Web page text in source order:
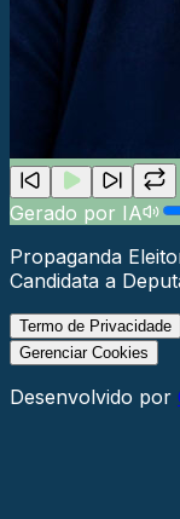
Gerado por IA
Propaganda
Candidata a
Termo de Privacidade
Gerenciar Cookies
Desenvolvido por